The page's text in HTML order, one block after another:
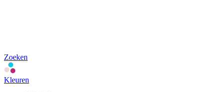
Zoeken
Kleuren